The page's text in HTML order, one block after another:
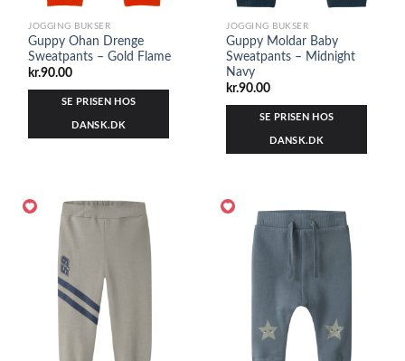
JOGGING BUKSER
Guppy Ohan Drenge
Sweatpants – Gold Flame
kr.90.00
SE PRISEN HOS
DANSK.DK
JOGGING BUKSER
Guppy Moldar Baby
Sweatpants – Midnight
Navy
kr.90.00
SE PRISEN HOS
DANSK.DK